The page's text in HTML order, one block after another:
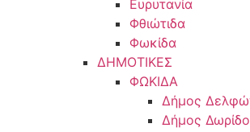
Ευρυτανία
Φθιώτιδα
Φωκίδα
ΔΗΜΟΤΙΚΕΣ
ΦΩΚΙΔΑ
Δήμος
Δήμος